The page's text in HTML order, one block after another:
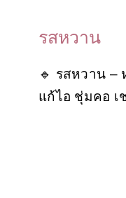
รสหวาน
🔹 รสหวาน –
แก้ไอ ชุ่มคอ เ